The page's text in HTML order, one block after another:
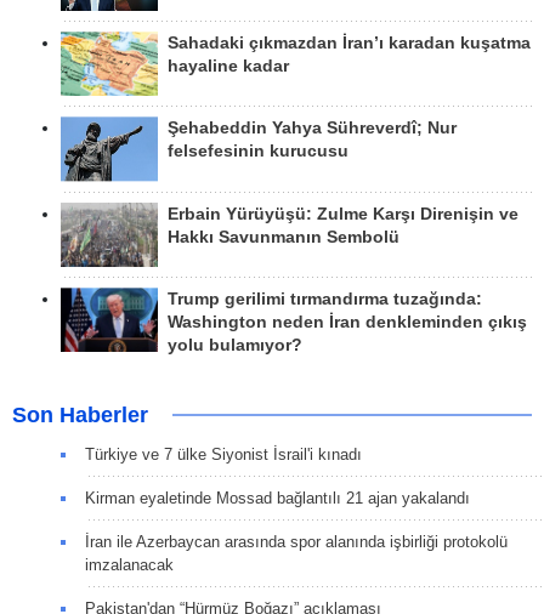
Sahadaki çıkmazdan İran’ı karadan kuşatma
hayaline kadar
Şehabeddin Yahya Sühreverdî; Nur
felsefesinin kurucusu
Erbain Yürüyüşü: Zulme Karşı Direnişin ve
Hakkı Savunmanın Sembolü
Trump gerilimi tırmandırma tuzağında:
Washington neden İran denkleminden çıkış
yolu bulamıyor?
Son Haberler
Türkiye ve 7 ülke Siyonist İsrail'i kınadı
Kirman eyaletinde Mossad bağlantılı 21 ajan yakalandı
İran ile Azerbaycan arasında spor alanında işbirliği protokolü
imzalanacak
Pakistan'dan “Hürmüz Boğazı” açıklaması